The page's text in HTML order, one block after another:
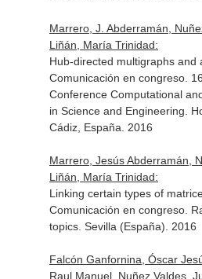
Marrero, J. Abderramán,
Liñán, María Trinidad:
Hub-directed multigraphs and
Comunicación en congreso.
Conference Computational
in Science and Engineering.
Cádiz, España. 2016
Marrero, Jesús Abderramán,
Liñán, María Trinidad:
Linking certain types of
Comunicación en congreso.
topics. Sevilla (España). 2016
Falcón Ganfornina, Óscar
Raul Manuel, Nuñez Valdes,